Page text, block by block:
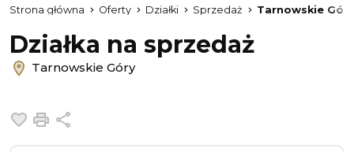
Strona główna Oferty Działki Sprzedaż Tarnowskie Góry
Działka na sprzedaż
Tarnowskie Góry
Dodaj do ulubionych
Drukuj